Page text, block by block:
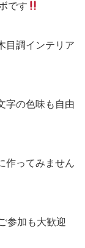
です
目調インテリア
字の色味も自由
作ってみません
参加も大歓迎